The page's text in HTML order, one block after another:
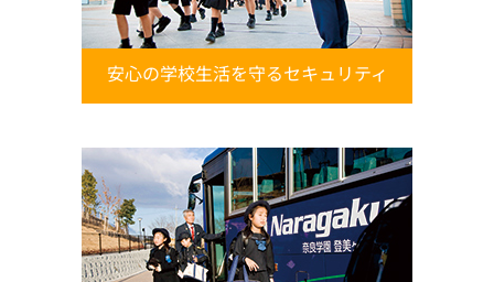
安心の学校生活を守るセキュリティ